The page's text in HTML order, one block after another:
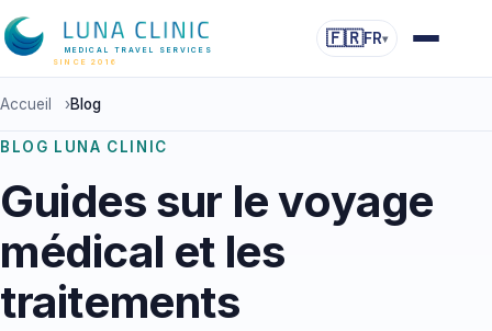
MEDICAL TRAVEL SERVICES
SINCE 2016
🇫🇷FR▾
Accueil ›Blog
BLOG LUNA CLINIC
Guides sur le voyage
médical et les
traitements